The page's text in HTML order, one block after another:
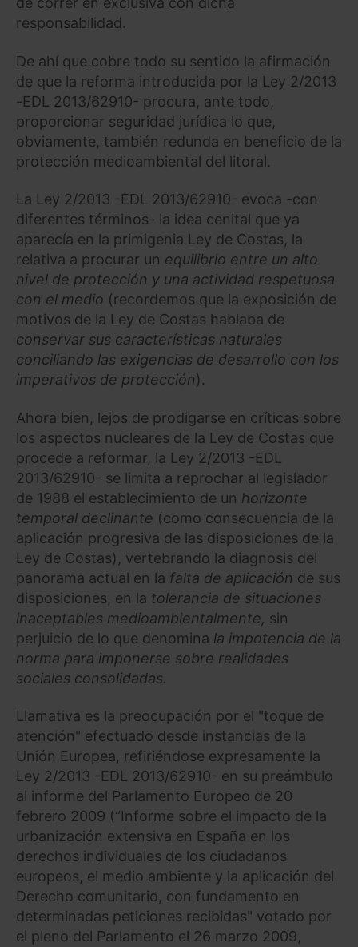
responsabilidad.
De ahí que cobre todo su sentido la afirmación
de que la reforma introducida por la Ley 2/2013
-EDL 2013/62910- procura, ante todo,
proporcionar seguridad jurídica lo que,
obviamente, también redunda en beneficio de la
protección medioambiental del litoral.
La Ley 2/2013 -EDL 2013/62910- evoca -con
diferentes términos- la idea cenital que ya
aparecía en la primigenia Ley de Costas, la
relativa a procurar un equilibrio entre un alto
nivel de protección y una actividad respetuosa
con el medio (recordemos que la exposición de
motivos de la Ley de Costas hablaba de
conservar sus características naturales
conciliando las exigencias de desarrollo con los
imperativos de protección).
Ahora bien, lejos de prodigarse en críticas sobre
los aspectos nucleares de la Ley de Costas que
procede a reformar, la Ley 2/2013 -EDL
2013/62910- se limita a reprochar al legislador
de 1988 el establecimiento de un horizonte
temporal declinante (como consecuencia de la
aplicación progresiva de las disposiciones de la
Ley de Costas), vertebrando la diagnosis del
panorama actual en la falta de aplicación de sus
disposiciones, en la tolerancia de situaciones
inaceptables medioambientalmente, sin
perjuicio de lo que denomina la impotencia de la
norma para imponerse sobre realidades
sociales consolidadas.
Llamativa es la preocupación por el "toque de
atención" efectuado desde instancias de la
Unión Europea, refiriéndose expresamente la
Ley 2/2013 -EDL 2013/62910- en su preámbulo
al informe del Parlamento Europeo de 20
febrero 2009 (“Informe sobre el impacto de la
urbanización extensiva en España en los
derechos individuales de los ciudadanos
europeos, el medio ambiente y la aplicación del
Derecho comunitario, con fundamento en
determinadas peticiones recibidas" votado por
el pleno del Parlamento el 26 marzo 2009,